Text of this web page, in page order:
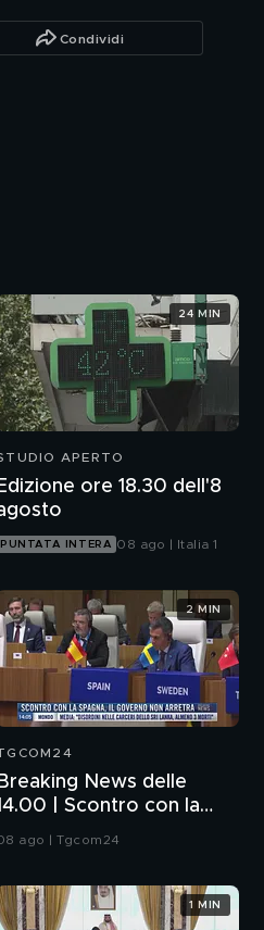
Condividi
APERTO
ore 18.30 dell'8
PUNTATA INTERA 08 ago | Italia 1
24 MIN
Breaking News delle
| Scontro con la
Spagna, il governo non
ago | Tgcom24
2 MIN
1 MIN